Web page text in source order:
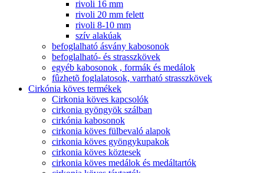
rivoli 16 mm
rivoli 20 mm felett
rivoli 8-10 mm
szív alakúak
befoglalható ásvány kabosonok
befoglalható- és strasszkövek
egyéb kabosonok , formák és medálok
fûzhetõ foglalatosok, varrható strasszkövek
Cirkónia köves termékek
Cirkonia köves kapcsolók
cirkonia gyöngyök szálban
cirkónia kabosonok
cirkonia köves fülbevaló alapok
cirkonia köves gyöngykupakok
cirkonia köves köztesek
cirkonia köves medálok és medáltartók